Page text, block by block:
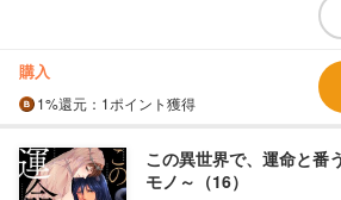
購入
1%還元 ：1ポイント獲得
この異世界で、運命と番
モノ～（16）